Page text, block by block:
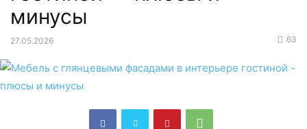
минусы
27.05.2026 63